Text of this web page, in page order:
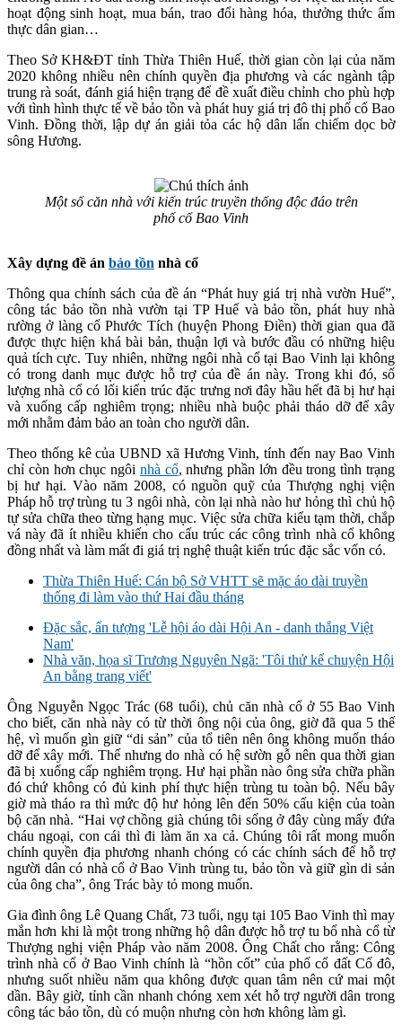
hoạt động sinh hoạt, mua bán, trao đổi hàng hóa, thưởng thức ẩm
thực dân gian…
Theo Sở KH&ĐT tỉnh Thừa Thiên Huế, thời gian còn lại của năm
2020 không nhiều nên chính quyền địa phương và các ngành tập
trung rà soát, đánh giá hiện trạng để đề xuất điều chỉnh cho phù hợp
với tình hình thực tế về bảo tồn và phát huy giá trị đô thị phố cổ Bao
Vinh. Đồng thời, lập dự án giải tỏa các hộ dân lấn chiếm dọc bờ
sông Hương.
Một số căn nhà với kiến trúc truyền thống độc đáo trên
phố cổ Bao Vinh
Xây dựng đề án bảo tồn nhà cổ
Thông qua chính sách của đề án “Phát huy giá trị nhà vườn Huế”,
công tác bảo tồn nhà vườn tại TP Huế và bảo tồn, phát huy nhà
rường ở làng cổ Phước Tích (huyện Phong Điền) thời gian qua đã
được thực hiện khá bài bản, thuận lợi và bước đầu có những hiệu
quả tích cực. Tuy nhiên, những ngôi nhà cổ tại Bao Vinh lại không
có trong danh mục được hỗ trợ của đề án này. Trong khi đó, số
lượng nhà cổ có lối kiến trúc đặc trưng nơi đây hầu hết đã bị hư hại
và xuống cấp nghiêm trọng; nhiều nhà buộc phải tháo dỡ để xây
mới nhằm đảm bảo an toàn cho người dân.
Theo thống kê của UBND xã Hương Vinh, tính đến nay Bao Vinh
chỉ còn hơn chục ngôi nhà cổ, nhưng phần lớn đều trong tình trạng
bị hư hại. Vào năm 2008, có nguồn quỹ của Thượng nghị viện
Pháp hỗ trợ trùng tu 3 ngôi nhà, còn lại nhà nào hư hỏng thì chủ hộ
tự sửa chữa theo từng hạng mục. Việc sửa chữa kiểu tạm thời, chắp
vá này đã ít nhiều khiến cho cấu trúc các công trình nhà cổ không
đồng nhất và làm mất đi giá trị nghệ thuật kiến trúc đặc sắc vốn có.
Thừa Thiên Huế: Cán bộ Sở VHTT sẽ mặc áo dài truyền
thống đi làm vào thứ Hai đầu tháng
Đặc sắc, ấn tượng 'Lễ hội áo dài Hội An - danh thắng Việt
Nam'
Nhà văn, họa sĩ Trương Nguyên Ngã: 'Tôi thử kể chuyện Hội
An bằng trang viết'
Ông Nguyễn Ngọc Trác (68 tuổi), chủ căn nhà cổ ở 55 Bao Vinh
cho biết, căn nhà này có từ thời ông nội của ông, giờ đã qua 5 thế
hệ, vì muốn gìn giữ “di sản” của tổ tiên nên ông không muốn tháo
dỡ để xây mới. Thế nhưng do nhà có hệ sườn gỗ nên qua thời gian
đã bị xuống cấp nghiêm trọng. Hư hại phần nào ông sửa chữa phần
đó chứ không có đủ kinh phí thực hiện trùng tu toàn bộ. Nếu bây
giờ mà tháo ra thì mức độ hư hỏng lên đến 50% cấu kiện của toàn
bộ căn nhà. “Hai vợ chồng già chúng tôi sống ở đây cùng mấy đứa
cháu ngoại, con cái thì đi làm ăn xa cả. Chúng tôi rất mong muốn
chính quyền địa phương nhanh chóng có các chính sách để hỗ trợ
người dân có nhà cổ ở Bao Vinh trùng tu, bảo tồn và giữ gìn di sản
của ông cha”, ông Trác bày tỏ mong muốn.
Gia đình ông Lê Quang Chất, 73 tuổi, ngụ tại 105 Bao Vinh thì may
mắn hơn khi là một trong những hộ dân được hỗ trợ tu bổ nhà cổ từ
Thượng nghị viện Pháp vào năm 2008. Ông Chất cho rằng: Công
trình nhà cổ ở Bao Vinh chính là “hồn cốt” của phố cổ đất Cố đô,
nhưng suốt nhiều năm qua không được quan tâm nên cứ mai một
dần. Bây giờ, tỉnh cần nhanh chóng xem xét hỗ trợ người dân trong
công tác bảo tồn, dù có muộn nhưng còn hơn không làm gì.